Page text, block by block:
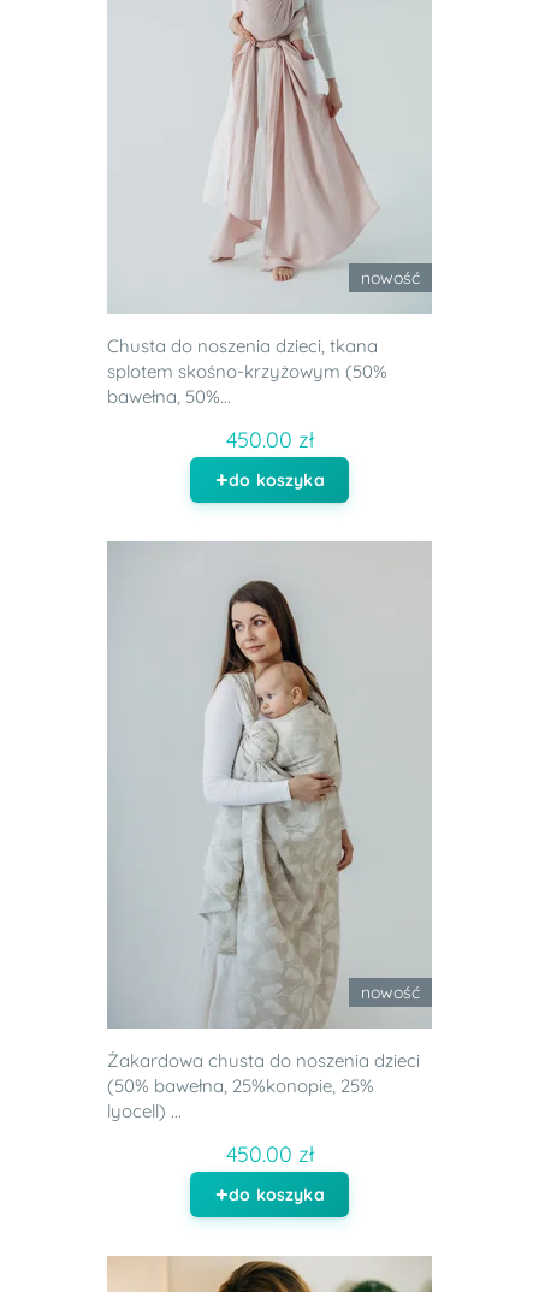
nowość
Chusta do noszenia dzieci, tkana
splotem skośno-krzyżowym (50%
bawełna, 50%...
450.00 zł
do koszyka
nowość
Żakardowa chusta do noszenia dzieci
(50% bawełna, 25%konopie, 25%
lyocell) ...
450.00 zł
do koszyka